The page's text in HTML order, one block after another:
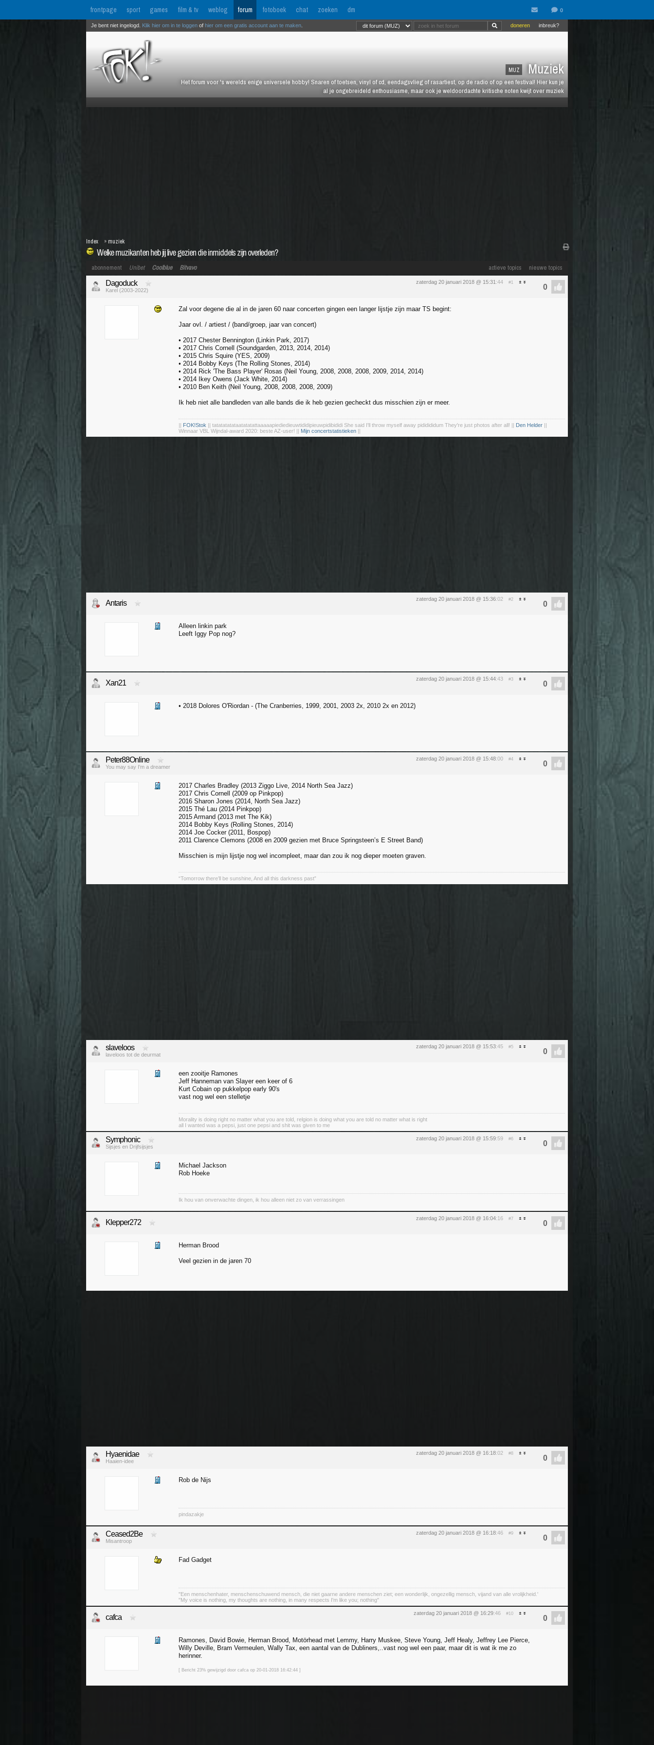
frontpage sport games film & tv weblog forum fotoboek chat zoeken dm
MUZ Muziek
Het forum voor 's werelds enige universele hobby! Snaren of toetsen, vinyl of cd, eendagsvlieg of rasartiest, op de radio of op een festival! Hier kun je
al je ongebreideld enthousiasme, maar ook je weldoordachte kritische noten kwijt over muziek
inbreuk?
doneren
Je bent niet ingelogd. Klik hier om in te loggen of hier om een gratis account aan te maken
Welke muzikanten heb jij live gezien die inmiddels zijn overleden?
Index » muziek
actieve topics nieuwe topics
abonnement Unibet Coolblue Bitvavo
zaterdag 20 januari 2018 @ 15:31 :44 #1
Dagoduck
Karel (2003-2022)
Zal voor degene die al in de jaren 60 naar concerten gingen een langer lijstje zijn maar TS begint:
Jaar ovl. / artiest / (band/groep, jaar van concert)
• 2017 Chester Bennington (Linkin Park, 2017)
• 2017 Chris Cornell (Soundgarden, 2013, 2014, 2014)
• 2015 Chris Squire (YES, 2009)
• 2014 Bobby Keys (The Rolling Stones, 2014)
• 2014 Rick 'The Bass Player' Rosas (Neil Young, 2008, 2008, 2008, 2009, 2014, 2014)
• 2014 Ikey Owens (Jack White, 2014)
• 2010 Ben Keith (Neil Young, 2008, 2008, 2008, 2009)
Ik heb niet alle bandleden van alle bands die ik heb gezien gecheckt dus misschien zijn er meer.
|| FOK!Stok || tatatatatataatatatattaaaaapiediedieuwtididipieuwpidibididi She said I'll throw myself away pididididum They're just photos after all! || Den Helder ||
Winnaar VBL Wijndal-award 2020: beste AZ-user! || Mijn concertstatistieken ||
zaterdag 20 januari 2018 @ 15:36:02 #2
Antaris
Alleen linkin park
Leeft Iggy Pop nog?
zaterdag 20 januari 2018 @ 15:44:43 #3
Xan21
• 2018 Dolores O'Riordan - (The Cranberries, 1999, 2001, 2003 2x, 2010 2x en 2012)
zaterdag 20 januari 2018 @ 15:48:00 #4
Peter88Online
You may say I'm a dreamer
2017 Charles Bradley (2013 Ziggo Live, 2014 North Sea Jazz)
2017 Chris Cornell (2009 op Pinkpop)
2016 Sharon Jones (2014, North Sea Jazz)
2015 Thé Lau (2014 Pinkpop)
2015 Armand (2013 met The Kik)
2014 Bobby Keys (Rolling Stones, 2014)
2014 Joe Cocker (2011, Bospop)
2011 Clarence Clemons (2008 en 2009 gezien met Bruce Springsteen’s E Street Band)
Misschien is mijn lijstje nog wel incompleet, maar dan zou ik nog dieper moeten graven.
“Tomorrow there’ll be sunshine, And all this darkness past”
zaterdag 20 januari 2018 @ 15:53:45 #5
slaveloos
laveloos tot de deurmat
een zooitje Ramones
Jeff Hanneman van Slayer een keer of 6
Kurt Cobain op pukkelpop early 90's
vast nog wel een stelletje
Morality is doing right no matter what you are told, relgion is doing what you are told no matter what is right
all I wanted was a pepsi, just one pepsi and shit was given to me
zaterdag 20 januari 2018 @ 15:59:59 #6
Symphonic
Sijsjes en Drijfsijsjes
Michael Jackson
Rob Hoeke
Ik hou van onverwachte dingen, ik hou alleen niet zo van verrassingen
zaterdag 20 januari 2018 @ 16:04:16 #7
Klepper272
Herman Brood
Veel gezien in de jaren 70
zaterdag 20 januari 2018 @ 16:18:02 #8
Hyaenidae
Haaien-idee
Rob de Nijs
pindazakje
zaterdag 20 januari 2018 @ 16:18:46 #9
Ceased2Be
Misantroop
Fad Gadget
"Een menschenhater, menschenschuwend mensch, die niet gaarne andere menschen ziet; een wonderlijk, ongezellig mensch, vijand van alle vrolijkheid.'
"My voice is nothing, my thoughts are nothing, in many respects I'm like you; nothing"
zaterdag 20 januari 2018 @ 16:29:46 #10
cafca
Ramones, David Bowie, Herman Brood, Motörhead met Lemmy, Harry Muskee, Steve Young, Jeff Healy, Jeffrey Lee Pierce,
Willy Deville, Bram Vermeulen, Wally Tax, een aantal van de Dubliners,..vast nog wel een paar, maar dit is wat ik me zo
herinner.
[ Bericht 23% gewijzigd door cafca op 20-01-2018 16:42:44 ]